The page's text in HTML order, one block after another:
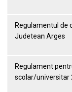
Regulamentul de
Judetean Arges
Regulament
scolar/universitar